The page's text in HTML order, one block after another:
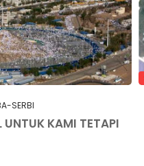
SERBI
KAMI TETAPI